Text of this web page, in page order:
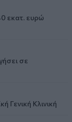
εκατ. ευρώ
σε
Γενική Κλινική